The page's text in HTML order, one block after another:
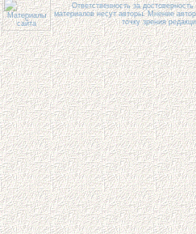
Ответственность за
материалов несут авторы. Мнение
точку зрения